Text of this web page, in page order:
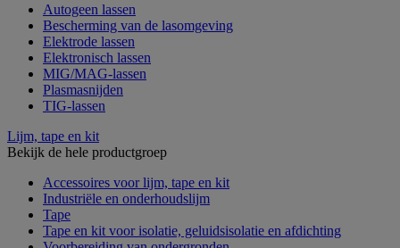
Autogeen lassen
Bescherming van de lasomgeving
Elektrode lassen
Elektronisch lassen
MIG/MAG-lassen
Plasmasnijden
TIG-lassen
Lijm, tape en kit
Bekijk de hele productgroep
Accessoires voor lijm, tape en kit
Industriële en onderhoudslijm
Tape
Tape en kit voor isolatie, geluidsisolatie en afdichting